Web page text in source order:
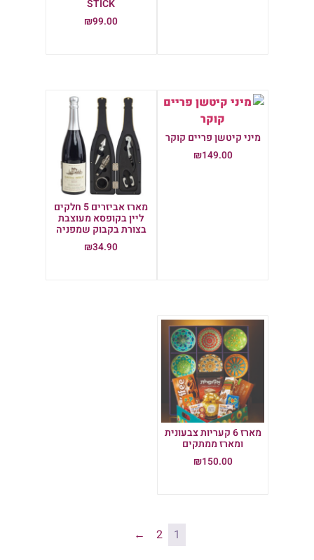
STICK
₪99.00
מיני קיטשן פריים קוקר
₪149.00
מארז אביזרים 5 חלקים
ליין בקופסא מעוצבת
בצורת בקבוק שמפניה
₪34.90
מארז 6 קעריות צבעונית
ומארז ממתקים
₪150.00
1
2
←